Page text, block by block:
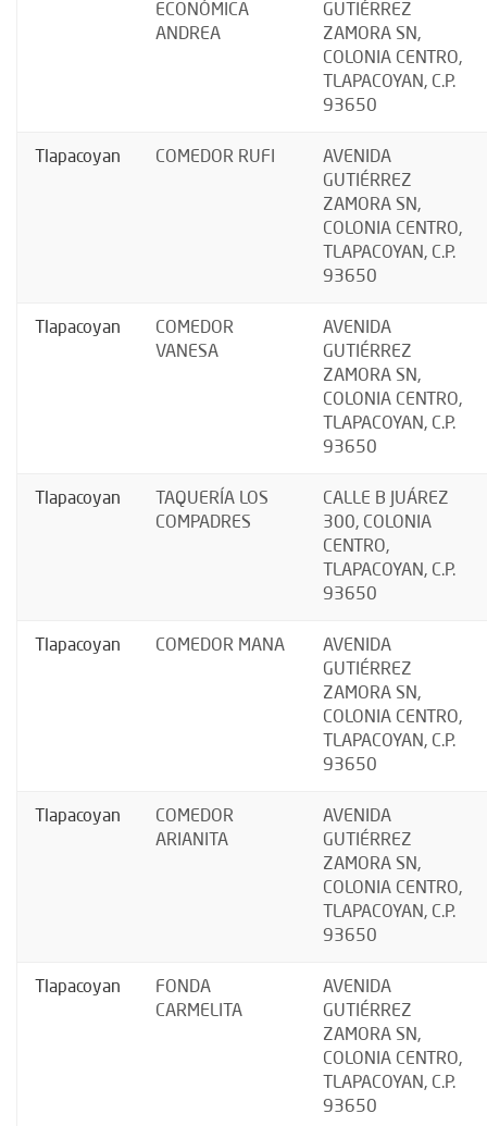
ECONÓMICA
ANDREA
GUTIÉRREZ
ZAMORA SN,
COLONIA CENTRO,
TLAPACOYAN, C.P.
93650
Tlapacoyan COMEDOR RUFI
AVENIDA
GUTIÉRREZ
ZAMORA SN,
COLONIA CENTRO,
TLAPACOYAN, C.P.
93650
Tlapacoyan
COMEDOR
VANESA
AVENIDA
GUTIÉRREZ
ZAMORA SN,
COLONIA CENTRO,
TLAPACOYAN, C.P.
93650
Tlapacoyan
TAQUERÍA LOS
COMPADRES
CALLE B JUÁREZ
300, COLONIA
CENTRO,
TLAPACOYAN, C.P.
93650
Tlapacoyan COMEDOR MANA
AVENIDA
GUTIÉRREZ
ZAMORA SN,
COLONIA CENTRO,
TLAPACOYAN, C.P.
93650
Tlapacoyan
COMEDOR
ARIANITA
AVENIDA
GUTIÉRREZ
ZAMORA SN,
COLONIA CENTRO,
TLAPACOYAN, C.P.
93650
Tlapacoyan
FONDA
CARMELITA
AVENIDA
GUTIÉRREZ
ZAMORA SN,
COLONIA CENTRO,
TLAPACOYAN, C.P.
93650